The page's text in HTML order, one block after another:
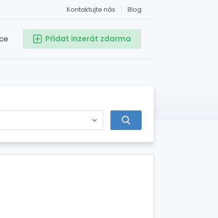
Blog
Kontaktujte nás
Přidat inzerát zdarma